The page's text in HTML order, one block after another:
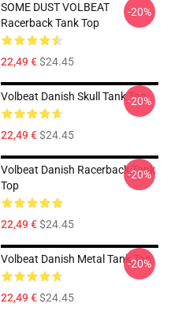
SOME DUST VOLBEAT
Racerback Tank Top
22,49 €$24.45
-20%
Volbeat Danish Skull Tank Top
22,49 €$24.45
-20%
Volbeat Danish Racerback Tank
Top
22,49 €$24.45
-20%
Volbeat Danish Metal Tank Top
22,49 €$24.45
-20%